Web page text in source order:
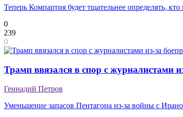
Теперь Компартия будет тщательнее определять,
0
239
0
Трамп ввязался в спор с журналистами
Геннадий Петров
Уменьшение запасов Пентагона из-за войны с